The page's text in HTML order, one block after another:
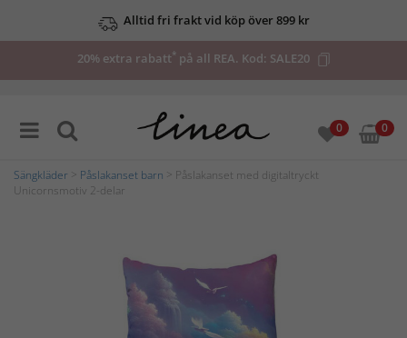
Alltid fri frakt vid köp över 899 kr
20% extra rabatt*på all REA. Kod: SALE20
0 0
Sängkläder Påslakanset barn > Påslakanset med digitaltryckt
Unicornsmotiv 2-delar